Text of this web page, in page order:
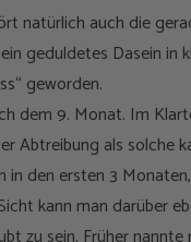
natürlich auch die
geduldetes Dasein
geworden.
dem 9. Monat. Im
Abtreibung als solche
den ersten 3
kann man darüber